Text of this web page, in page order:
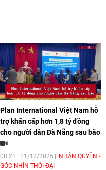
thông qua nhiều hoạt động đa
dạng như tập huấn, câu lạc bộ,
hội thảo…. Với cách tiếp cận bao
trùm, phương pháp này mang
đến cho trẻ nhỏ từ 0 – 3 tuổi cơ
hội được nuôi dưỡng và giáo
dục toàn diện, đặt nền móng
vững chắc cho sự phát triển của
trẻ trong tương lai.
Plan International Việt Nam hỗ
trợ khẩn cấp hơn 1,8 tỷ đồng
cho người dân Đà Nẵng sau bão
08:21 | 11/12/2025
NHÂN QUYỀN -
GÓC NHÌN THỜI ĐẠI